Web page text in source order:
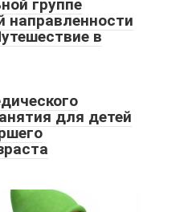
группе
направленности
в
для детей